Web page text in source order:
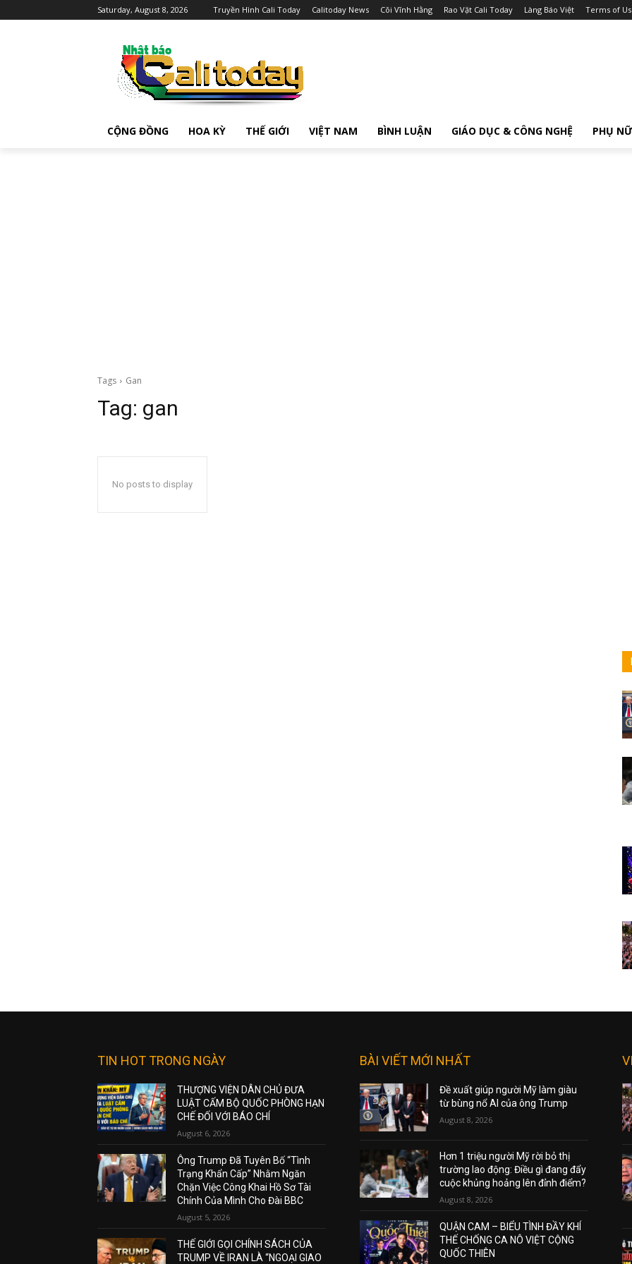
Saturday, August 8, 2026 Truyền Hình Cali Today Calitoday News Cõi Vĩnh Hằng Rao Vặt Cali Today Làng Báo Việt Terms of
CỘNG ĐỒNG HOA KỲ THẾ GIỚI VIỆT NAM BÌNH LUẬN GIÁO DỤC & CÔNG NGHỆ PHỤ NỮ
Tags Gan
Tag: gan
No posts to display
TIN HOT TRONG NGÀY
THƯỢNG VIỆN DÂN CHỦ ĐƯA
LUẬT CẤM BỘ QUỐC PHÒNG HẠN
CHẾ ĐỐI VỚI BÁO CHÍ
August 6, 2026
Ông Trump Đã Tuyên Bố “Tình
Trạng Khẩn Cấp” Nhằm Ngăn
Chặn Việc Công Khai Hồ Sơ Tài
Chính Của Mình Cho Đài BBC
August 5, 2026
THẾ GIỚI GỌI CHÍNH SÁCH CỦA
TRUMP VỀ IRAN LÀ “NGOẠI GIAO
BÀI VIẾT MỚI NHẤT
Đề xuất giúp người Mỹ làm giàu
từ bùng nổ AI của ông Trump
August 8, 2026
Hơn 1 triệu người Mỹ rời bỏ thị
trường lao động: Điều gì đang đẩy
cuộc khủng hoảng lên đỉnh điểm?
August 8, 2026
QUẬN CAM – BIỂU TÌNH ĐẦY KHÍ
THẾ CHỐNG CA NÔ VIỆT CỘNG
QUỐC THIÊN